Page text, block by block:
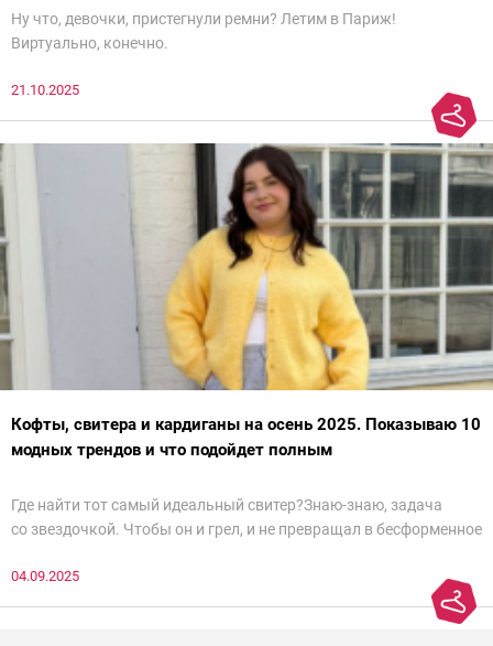
Ну что, девочки, пристегнули ремни? Летим в Париж!
Виртуально, конечно.
21.10.2025
Кофты, свитера и кардиганы на осень 2025. Показываю 10
модных трендов и что подойдет полным
Где найти тот самый идеальный свитер?Знаю-знаю, задача
со звездочкой. Чтобы он и грел, и не превращал в бесформенное
паники.
04.09.2025